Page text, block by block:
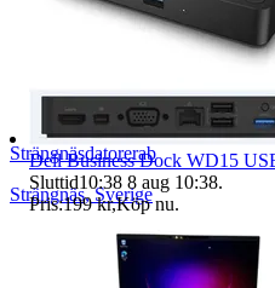
Strängnäsdatorerab
Strängnäs,Sverige
Dell Business Dock WD15
Sluttid10:38 8 aug 10:38.
Pris:199 kr,Köp nu.